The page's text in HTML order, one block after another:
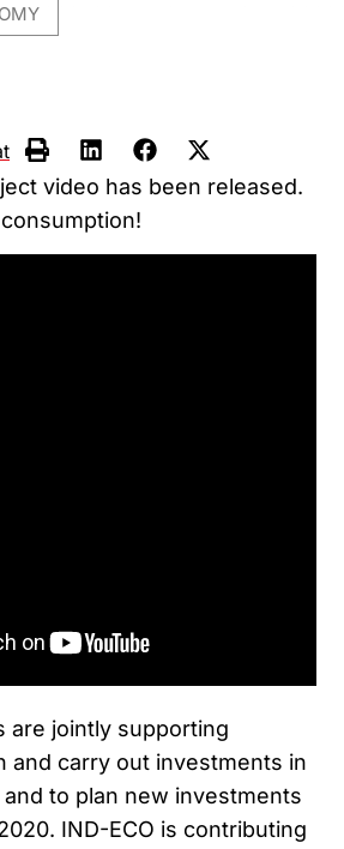
video has been released.
are jointly supporting
and carry out investments in
to plan new investments
IND-ECO is contributing